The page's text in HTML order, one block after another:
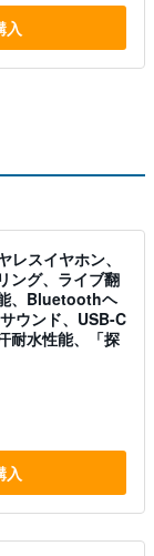
入
スイヤホン、
ング、ライブ翻
、Bluetoothヘ
ウンド、USB-C
耐水性能、「探
入